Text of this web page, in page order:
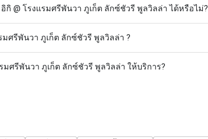
@ โรงแรมศรีพันวา ภูเก็ต ลักซ์ชัวรี พูลวิลล่า ได้หรือไม่?
มศรีพันวา ภูเก็ต ลักซ์ชัวรี พูลวิลล่า ?
มศรีพันวา ภูเก็ต ลักซ์ชัวรี พูลวิลล่า ให้บริการ?